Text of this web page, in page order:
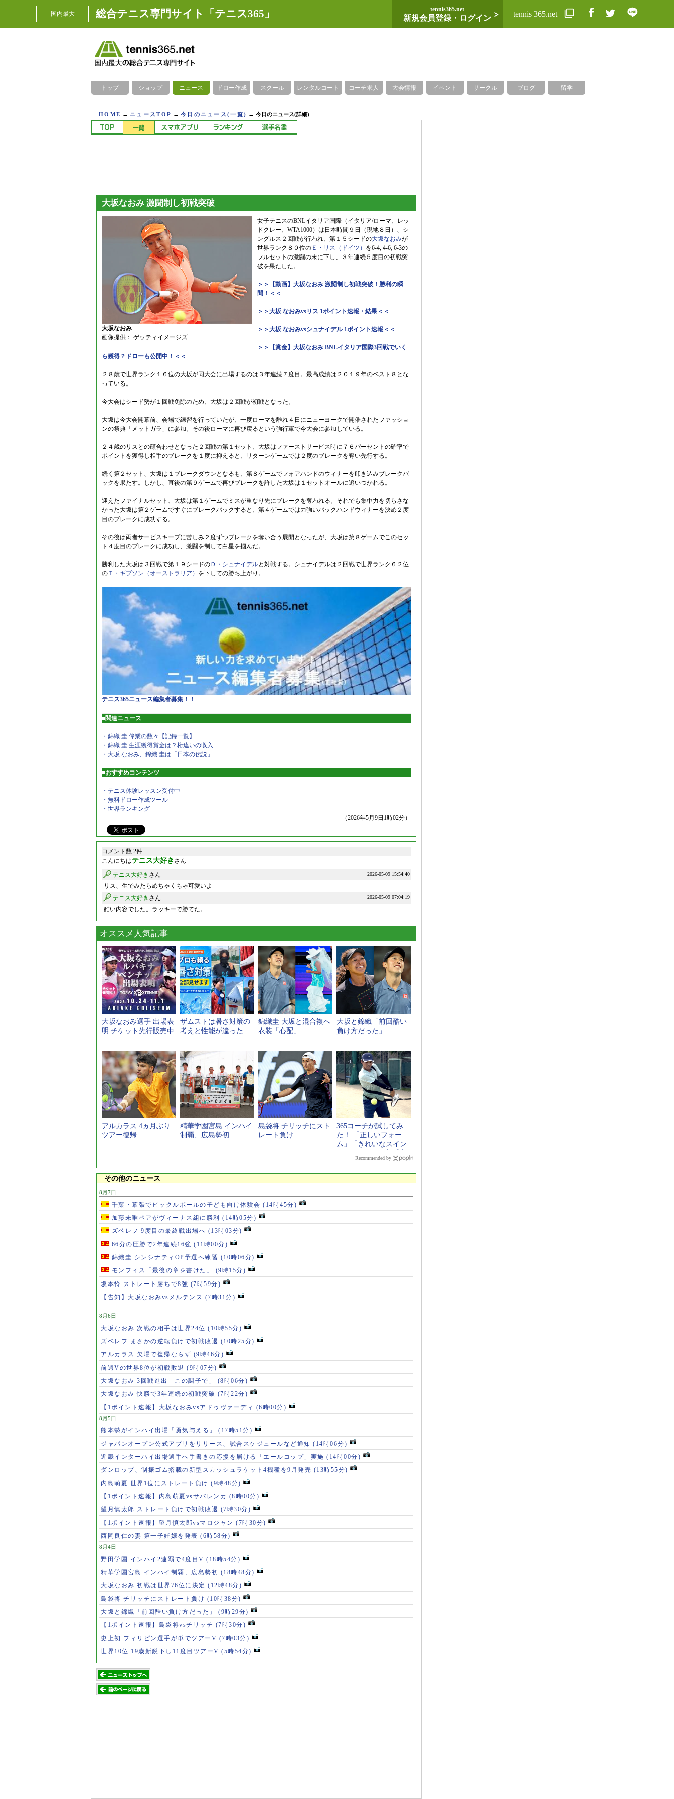
国内最大 総合テニス専門サイト「テニス365」 tennis365.net
新規会員登録・ログイン tennis 365.net
トップ ショップ ニュース ドロー作成 スクール レンタルコート コーチ求人 大会情報 イベント サークル ブログ 留学
HOME → ニュースTOP →今日のニュース(一覧) →今日のニュース(詳細)
大坂なおみ 激闘制し初戦突破
大坂なおみ
画像提供： ゲッティイメージズ
女子テニスのBNLイタリア国際（イタリア/ローマ、レッ
ドクレー、WTA1000）は日本時間９日（現地８日）、シ
ングルス２回戦が行われ、第１５シードの大坂なおみが
世界ランク８０位の Ｅ・リス（ドイツ） を6-4, 4-6, 6-3の
フルセットの激闘の末に下し、３年連続５度目の初戦突
破を果たした。
＞＞【動画】大坂なおみ 激闘制し初戦突破！勝利の瞬
間！＜＜
＞＞大坂 なおみvsリス 1ポイント速報・結果＜＜
＞＞大坂 なおみvsシュナイデル 1ポイント速報＜＜
＞＞【賞金】大坂なおみ BNLイタリア国際3回戦でいく
ら獲得？ドローも公開中！＜＜
２８歳で世界ランク１６位の大坂が同大会に出場するのは３年連続７度目。最高成績は２０１９年のベスト８とな
っている。
今大会はシード勢が１回戦免除のため、大坂は２回戦が初戦となった。
大坂は今大会開幕前、会場で練習を行っていたが、一度ローマを離れ４日にニューヨークで開催されたファッショ
ンの祭典「メットガラ」に参加。その後ローマに再び戻るという強行軍で今大会に参加している。
２４歳のリスとの顔合わせとなった２回戦の第１セット、大坂はファーストサービス時に７６パーセントの確率で
ポイントを獲得し相手のブレークを１度に抑えると、リターンゲームでは２度のブレークを奪い先行する。
続く第２セット、大坂は１ブレークダウンとなるも、第８ゲームでフォアハンドのウィナーを叩き込みブレークバ
ックを果たす。しかし、直後の第９ゲームで再びブレークを許した大坂は１セットオールに追いつかれる。
迎えたファイナルセット、大坂は第１ゲームでミスが重なり先にブレークを奪われる。それでも集中力を切らさな
かった大坂は第２ゲームですぐにブレークバックすると、第４ゲームでは力強いバックハンドウィナーを決め２度
目のブレークに成功する。
その後は両者サービスキープに苦しみ２度ずつブレークを奪い合う展開となったが、大坂は第８ゲームでこのセッ
ト４度目のブレークに成功し、激闘を制して白星を掴んだ。
勝利した大坂は３回戦で第１９シードのＤ・シュナイデルと対戦する。シュナイデルは２回戦で世界ランク６２位
の Ｔ・ギブソン（オーストラリア） を下しての勝ち上がり。
テニス365ニュース編集者募集！！
■関連ニュース
・錦織 圭 偉業の数々【記録一覧】
・錦織 圭 生涯獲得賞金は？桁違いの収入
・大坂 なおみ、錦織 圭は「日本の伝説」
■おすすめコンテンツ
・テニス体験レッスン受付中
・無料ドロー作成ツール
・世界ランキング
（2026年5月9日1時02分）
コメント数 2件
こんにちはテニス大好き さん
2026-05-09 15:54:40
テニス大好き さん
リス、生でみたらめちゃくちゃ可愛いよ
2026-05-09 07:04:19
テニス大好き さん
酷い内容でした。ラッキーで勝てた。
オススメ人気記事
大坂なおみ選手 出場表
明 チケット先行販売中
ザムストは暑さ対策の
考えと性能が違った
錦織圭 大坂と混合複へ
衣装「心配」
大坂と錦織「前回酷い
負け方だった」
アルカラス 4ヵ月ぶり
ツアー復帰
精華学園宮島 インハイ
制覇、広島勢初
島袋将 チリッチにスト
レート負け
365コーチが試してみ
た！ 「正しいフォー
ム」「きれいなスイン
Recommended by
その他のニュース
8月7日
千葉・幕張でピックルボールの子ども向け体験会 (14時45分)
加藤未唯ペアがヴィーナス組に勝利 (14時05分)
ズベレフ 9度目の最終戦出場へ (13時03分)
66分の圧勝で2年連続16強 (11時00分)
錦織圭 シンシナティOP予選へ練習 (10時06分)
モンフィス「最後の章を書けた」 (9時15分)
坂本怜 ストレート勝ちで8強 (7時59分)
【告知】大坂なおみvsメルテンス (7時31分)
8月6日
大坂なおみ 次戦の相手は世界24位 (10時55分)
ズベレフ まさかの逆転負けで初戦敗退 (10時25分)
アルカラス 欠場で復帰ならず (9時46分)
前週Vの世界8位が初戦敗退 (9時07分)
大坂なおみ 3回戦進出「この調子で」 (8時06分)
大坂なおみ 快勝で3年連続の初戦突破 (7時22分)
【1ポイント速報】大坂なおみvsアドゥヴァーディ (6時00分)
8月5日
熊本勢がインハイ出場「勇気与える」 (17時51分)
ジャパンオープン公式アプリをリリース、試合スケジュールなど通知 (14時06分)
近畿インターハイ出場選手へ手書きの応援を届ける「エールコップ」実施 (14時00分)
ダンロップ、制振ゴム搭載の新型スカッシュラケット4機種を9月発売 (13時55分)
内島萌夏 世界1位にストレート負け (9時48分)
【1ポイント速報】内島萌夏vsサバレンカ (8時00分)
望月慎太郎 ストレート負けで初戦敗退 (7時30分)
【1ポイント速報】望月慎太郎vsマロジャン (7時30分)
西岡良仁の妻 第一子妊娠を発表 (6時58分)
8月4日
野田学園 インハイ2連覇で4度目V (18時54分)
精華学園宮島 インハイ制覇、広島勢初 (18時48分)
大坂なおみ 初戦は世界76位に決定 (12時48分)
島袋将 チリッチにストレート負け (10時38分)
大坂と錦織「前回酷い負け方だった」 (9時29分)
【1ポイント速報】島袋将vsチリッチ (7時30分)
史上初 フィリピン選手が単でツアーV (7時03分)
世界10位 19歳新鋭下し11度目ツアーV (5時54分)